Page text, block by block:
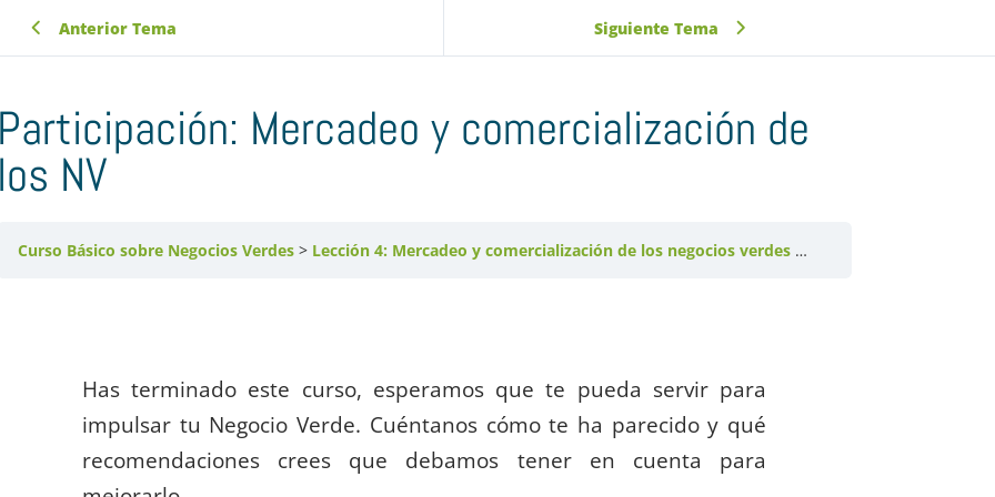
Anterior Tema Siguiente Tema
Participación: Mercadeo y comercialización de
los NV
Curso Básico sobre Negocios Verdes Lección 4: Mercadeo y comercialización de los negocios verdes
Has terminado este curso, esperamos que te pueda servir para
impulsar tu Negocio Verde. Cuéntanos cómo te ha parecido y qué
recomendaciones crees que debamos tener en cuenta para